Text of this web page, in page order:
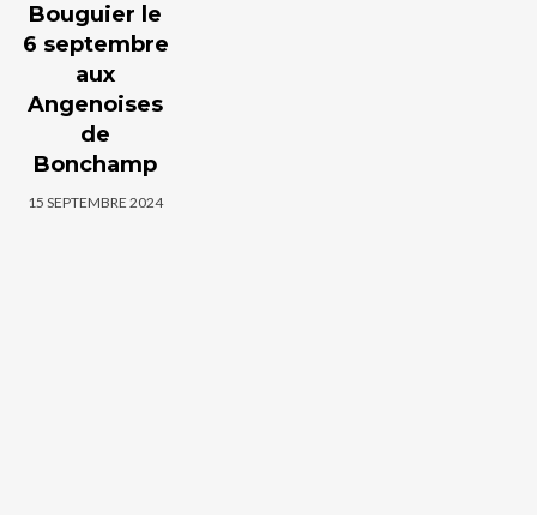
Bouguier le
6 septembre
aux
Angenoises
de
Bonchamp
15 SEPTEMBRE 2024